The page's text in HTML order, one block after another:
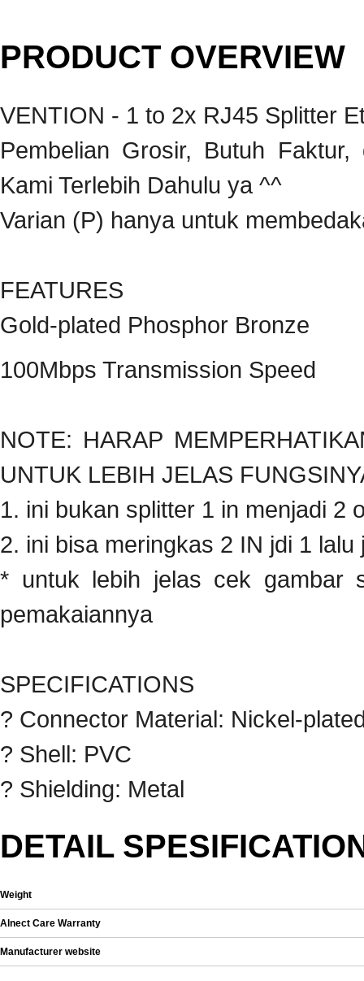
PRODUCT OVERVIEW
VENTION - 1 to 2x RJ45 Splitter
Pembelian Grosir, Butuh
Kami Terlebih Dahulu ya ^^
Varian (P) hanya untuk
FEATURES
Gold-plated Phosphor Bronze
100Mbps Transmission Speed
NOTE: HARAP
UNTUK LEBIH JELAS
1. ini bukan splitter 1 in menjadi 2
2. ini bisa meringkas 2 IN jdi 1 lalu
* untuk lebih jelas cek gambar
pemakaiannya
SPECIFICATIONS
? Connector Material: Nickel-
? Shell: PVC
? Shielding: Metal
DETAIL
Weight
Alnect Care Warranty
Manufacturer website